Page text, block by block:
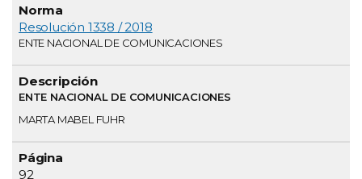
Resolución 1338 / 2018
ENTE NACIONAL DE COMUNICACIONES
ENTE NACIONAL DE COMUNICACIONES
MARTA MABEL FUHR
92